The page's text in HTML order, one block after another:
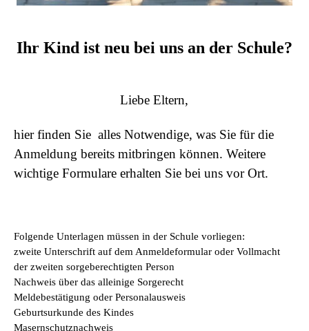
Ihr Kind ist neu bei uns an der Schule?
Liebe Eltern,
hier finden Sie alles Notwendige, was Sie für die
Anmeldung bereits mitbringen können. Weitere
wichtige Formulare erhalten Sie bei uns vor Ort.
Folgende Unterlagen müssen in der Schule vorliegen:
zweite Unterschrift auf dem Anmeldeformular oder Vollmacht
der zweiten sorgeberechtigten Person
Nachweis über das alleinige Sorgerecht
Meldebestätigung oder Personalausweis
Geburtsurkunde des Kindes
Masernschutznachweis